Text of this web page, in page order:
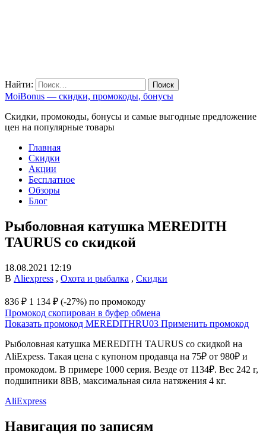
Найти:
MoiBonus — скидки, промокоды, бонусы
Скидки, промокоды, бонусы и самые выгодные предложение
цен на популярные товары
Главная
Скидки
Акции
Бесплатное
Обзоры
Блог
Рыболовная катушка MEREDITH
TAURUS со скидкой
18.08.2021 12:19
В Aliexpress , Охота и рыбалка , Скидки
836 ₽ 1 134 ₽ (-27%) по промокоду
Промокод скопирован в буфер обмена
Показать промокод MEREDITHRU03 Применить промокод
Рыболовная катушка MEREDITH TAURUS со скидкой на
AliExpess. Такая цена с купоном продавца на 75₽ от 980₽ и
промокодом. В примере 1000 серия. Везде от 1134₽. Вес 242 г,
подшипники 8BB, максимальная сила натяжения 4 кг.
AliExpress
Навигация по записям